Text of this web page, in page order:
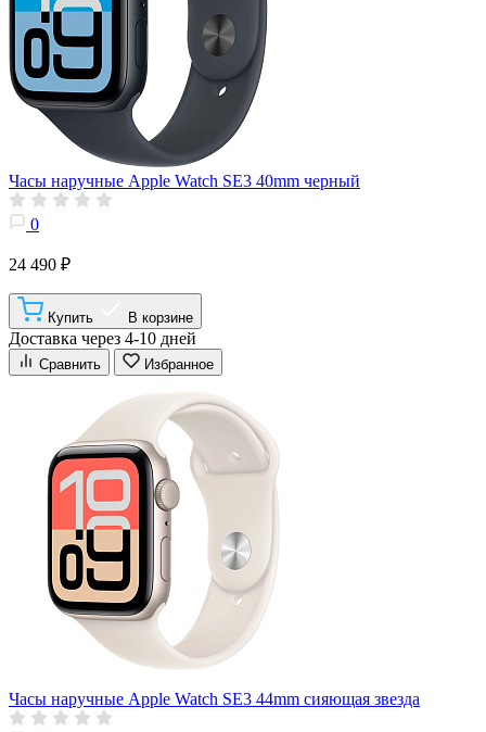
Часы наручные Apple Watch SE3 40mm черный
0
24 490 ₽
Купить В корзине
Доставка через 4-10 дней
Сравнить Избранное
Часы наручные Apple Watch SE3 44mm сияющая звезда